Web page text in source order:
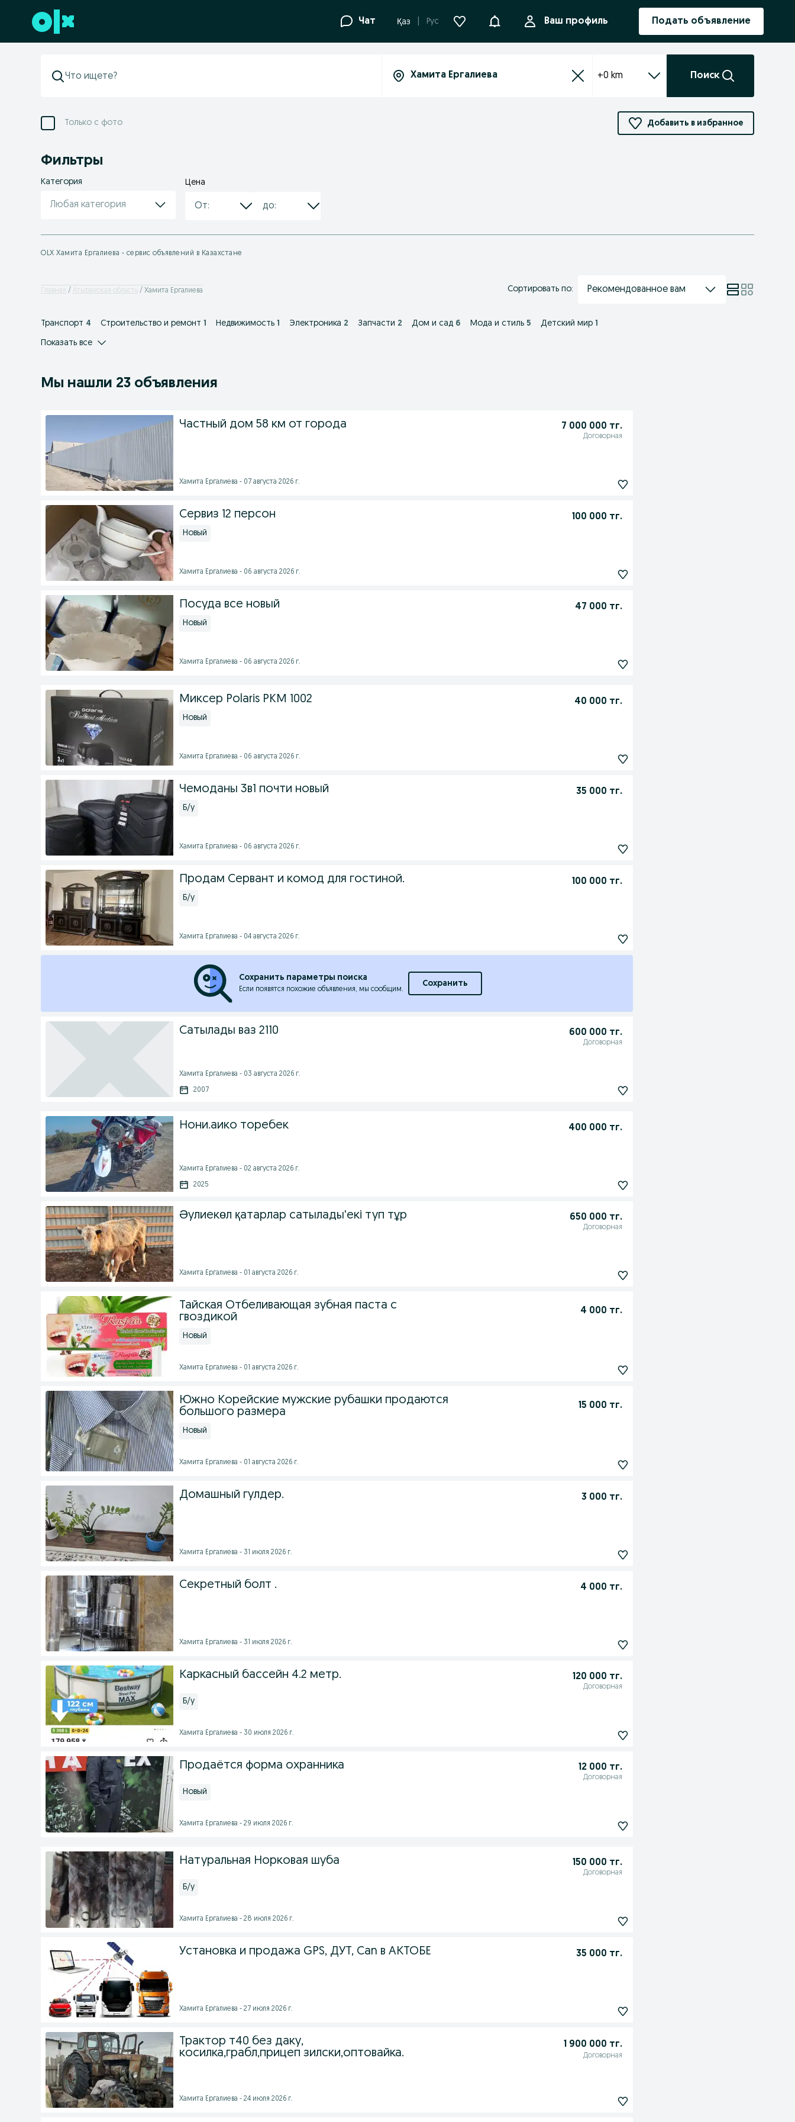
Перейти к нижнему колонтитулу Чат Қаз Рус УведомленияВаш профиль Подать объявление
+0 km Поиск
Только с фото Добавить в избранное
Фильтры
Категория
Любая категория
Цена
OLX Хамита Ергалиева - сервис объявлений в Казахстане
Главная Атырауская область Хамита Ергалиева Сортировать по: Рекомендованное вам
Транспорт 4 Строительство и ремонт 1 Недвижимость 1 Электроника 2 Запчасти 2 Дом и сад 6 Мода и стиль 5 Детский мир 1
Показать все
Мы нашли 23 объявления
Частный дом 58 км от города 7 000 000 тг.
Договорная
Хамита Ергалиева - 07 августа 2026 г.
Сервиз 12 персон 100 000 тг.
Новый
Хамита Ергалиева - 06 августа 2026 г.
Посуда все новый 47 000 тг.
Новый
Хамита Ергалиева - 06 августа 2026 г.
Миксер Polaris PKM 1002 40 000 тг.
Новый
Хамита Ергалиева - 06 августа 2026 г.
Чемоданы 3в1 почти новый 35 000 тг.
Б/у
Хамита Ергалиева - 06 августа 2026 г.
Продам Сервант и комод для гостиной. 100 000 тг.
Б/у
Хамита Ергалиева - 04 августа 2026 г.
Сохранить параметры поиска
Если появятся похожие объявления, мы сообщим.
Сохранить
Сатылады ваз 2110 600 000 тг.
Договорная
Хамита Ергалиева - 03 августа 2026 г.
2007
Нони.аико торебек 400 000 тг.
Хамита Ергалиева - 02 августа 2026 г.
2025
Әулиекөл қатарлар сатылады'екі туп тұр 650 000 тг.
Договорная
Хамита Ергалиева - 01 августа 2026 г.
Тайская Отбеливающая зубная паста с
гвоздикой
4 000 тг.
Новый
Хамита Ергалиева - 01 августа 2026 г.
Южно Корейские мужские рубашки продаются
большого размера
15 000 тг.
Новый
Хамита Ергалиева - 01 августа 2026 г.
Домашный гулдер. 3 000 тг.
Хамита Ергалиева - 31 июля 2026 г.
Секретный болт . 4 000 тг.
Хамита Ергалиева - 31 июля 2026 г.
Каркасный бассейн 4.2 метр. 120 000 тг.
Договорная
Б/у
Хамита Ергалиева - 30 июля 2026 г.
Продаётся форма охранника 12 000 тг.
Договорная
Новый
Хамита Ергалиева - 29 июля 2026 г.
Натуральная Норковая шуба 150 000 тг.
Договорная
Б/у
Хамита Ергалиева - 28 июля 2026 г.
Установка и продажа GPS, ДУТ, Can в АКТОБЕ 35 000 тг.
Хамита Ергалиева - 27 июля 2026 г.
Трактор т40 без даку,
косилка,грабл,прицеп зилски,оптовайка.
1 900 000 тг.
Договорная
Хамита Ергалиева - 24 июля 2026 г.